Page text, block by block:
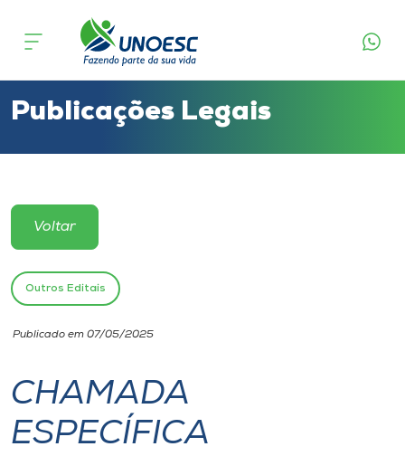
Cursos
Atendimento ao Estudante
Portal de Ensino
Unoesc
Internacionalização
I.nova
Publicações Legais
Voltar
Outros Editais
Publicado em 07/05/2025
CHAMADA
ESPECÍFICA